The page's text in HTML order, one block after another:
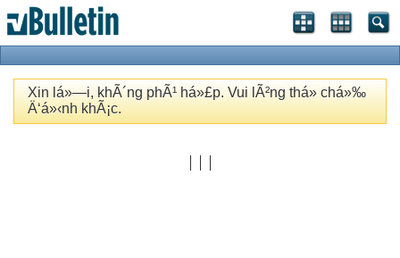
Xin lá»—i, khÃ´ng phÃ¹ há»£p. Vui lÃ²ng thá»­ chá»‰
Ä‘á»‹nh khÃ¡c.